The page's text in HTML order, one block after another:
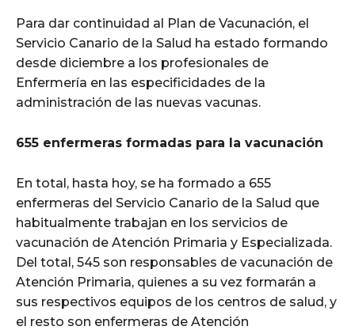
Para dar continuidad al Plan de Vacunación, el
Servicio Canario de la Salud ha estado formando
desde diciembre a los profesionales de
Enfermería en las especificidades de la
administración de las nuevas vacunas.
655 enfermeras formadas para la vacunación
En total, hasta hoy, se ha formado a 655
enfermeras del Servicio Canario de la Salud que
habitualmente trabajan en los servicios de
vacunación de Atención Primaria y Especializada.
Del total, 545 son responsables de vacunación de
Atención Primaria, quienes a su vez formarán a
sus respectivos equipos de los centros de salud, y
el resto son enfermeras de Atención